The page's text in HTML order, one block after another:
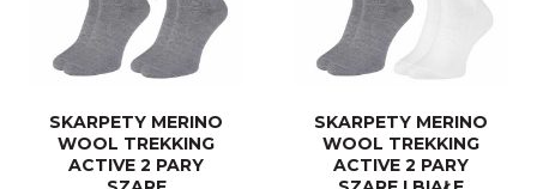
SKARPETY MERINO
WOOL TREKKING
ACTIVE 2 PARY
SKARPETY MERINO
WOOL TREKKING
ACTIVE 2 PARY